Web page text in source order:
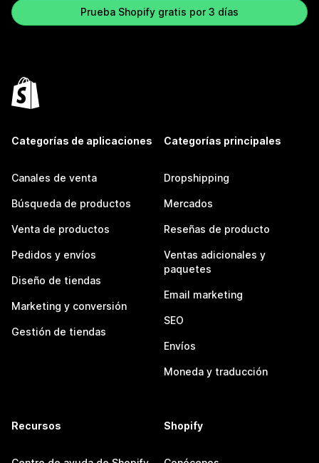
Prueba Shopify gratis por 3 días
Categorías de aplicaciones
Canales de venta
Búsqueda de productos
Venta de productos
Pedidos y envíos
Diseño de tiendas
Marketing y conversión
Gestión de tiendas
Categorías principales
Dropshipping
Mercados
Reseñas de producto
Ventas adicionales y
paquetes
Email marketing
SEO
Envíos
Moneda y traducción
Recursos Shopify